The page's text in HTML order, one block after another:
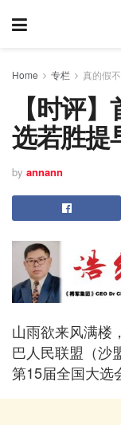
Home 专栏 真的假
【时评
选若胜提
by annann
山雨欲来风满楼
巴人民联盟（沙
第15届全国大选